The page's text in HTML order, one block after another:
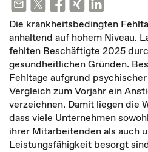
Die krankheitsbedingten
anhaltend auf hohem Niveau.
fehlten Beschäftigte 2025
gesundheitlichen Gründen.
Fehltage aufgrund
Vergleich zum Vorjahr ein
verzeichnen. Damit liegen die
dass viele Unternehmen
ihrer Mitarbeitenden als auch
Leistungsfähigkeit besorgt